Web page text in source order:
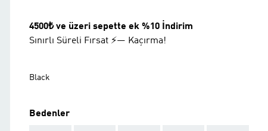
4500₺ ve üzeri sepette ek %10 İndirim
Sınırlı Süreli Fırsat ⚡— Kaçırma!
Black
Bedenler